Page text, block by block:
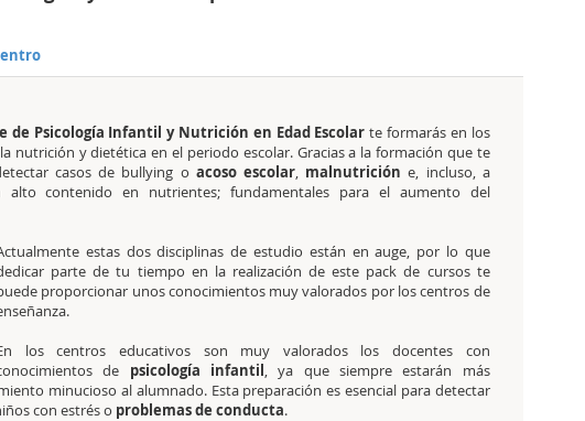
de Psicología Infantil y Nutrición en Edad Escolarte formarás en los
nutrición y dietética en el periodo escolar. Gracias a la formación que te
casos de bullying o acoso escolar, malnutrición e, incluso, a
contenido en nutrientes; fundamentales para el aumento del
estas dos disciplinas de estudio están en auge, por lo que
parte de tu tiempo en la realización de este pack de cursos te
proporcionar unos conocimientos muy valorados por los centros de
los centros educativos son muy valorados los docentes con
de psicología infantil, ya que siempre estarán más
minucioso al alumnado. Esta preparación es esencial para detectar
con estrés o problemas de conducta.